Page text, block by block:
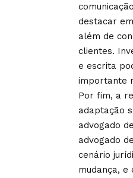
destacar
além de
clientes.
e escrita
importante
Por fim, a
adaptação
advogado
advogado
cenário
mudança, e